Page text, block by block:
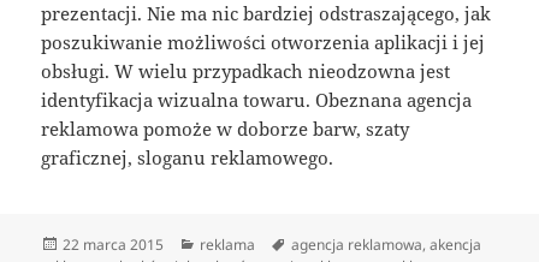
prezentacji. Nie ma nic bardziej odstraszającego, jak
poszukiwanie możliwości otworzenia aplikacji i jej
obsługi. W wielu przypadkach nieodzowna jest
identyfikacja wizualna towaru. Obeznana agencja
reklamowa pomoże w doborze barw, szaty
graficznej, sloganu reklamowego.
Data
22 marca 2015 Kategorie
reklama Tagi
agencja reklamowa,akencja